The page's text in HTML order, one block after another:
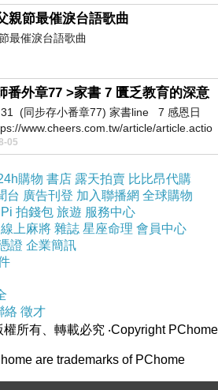
玩的，不妨可以看看喔！
Strings飯店 (The Strings
紹 如果也跟我一樣喜歡不妨
歲的小朋友，點我進入索取免
試用包》
鈕↓↓↓
親節最催淚台語歌曲
最催淚台語歌曲
番外章77 >家書 7 匱乏教育的深意
(同步存小番章77) 家書line 7 感恩日
www.cheers.com.tw/article/article.actio
05
購物 書店 露天拍賣 比比昂代購
台 廣告刊登 加入聯播網 全球購物
Pi 拍錢包 旅遊 服務中心
線上麻將 雜誌 星座命理 會員中心
證 企業簡訊
絡 徵才
權所有、轉載必究 ‧Copyright PChome
are trademarks of PChome